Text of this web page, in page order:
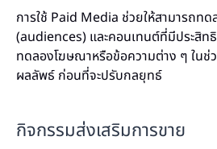
การใช้ Paid Media ช่วยให้สามารถท
(audiences) และคอนเทนต์ที่มีประสิท
ทดลองโฆษณาหรือข้อความต่าง ๆ ในช่
ผลลัพธ์ ก่อนที่จะปรับกลยุทธ์
กิจกรรมส่งเสริมการขาย